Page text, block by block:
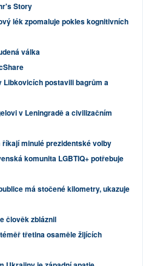
Story
lék zpomaluje pokles kognitivních
válka
Libkovicích postavili bagrům a
v Leningradě a civilizačním
říkají minulé prezidentské volby
komunita LGBTIQ+ potřebuje
má stočené kilometry, ukazuje
člověk zbláznil
třetina osaměle žijících